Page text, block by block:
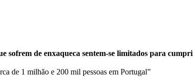
de enxaqueca sentem-se limitados para